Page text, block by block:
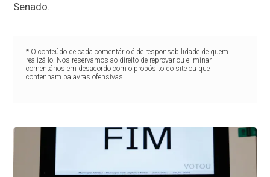
Senado.
* O conteúdo de cada comentário é de responsabilidade de quem
realizá-lo. Nos reservamos ao direito de reprovar ou eliminar
comentários em desacordo com o propósito do site ou que
contenham palavras ofensivas.